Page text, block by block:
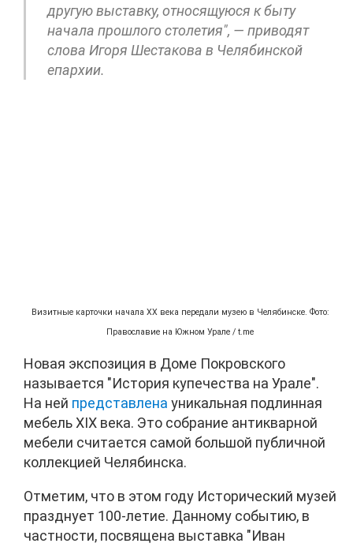
другую выставку, относящуюся к быту
начала прошлого столетия", — приводят
слова Игоря Шестакова в Челябинской
епархии.
Визитные карточки начала XX века передали музею в Челябинске. Фото:
Православие на Южном Урале / t.me
Новая экспозиция в Доме Покровского
называется "История купечества на Урале".
На ней представлена уникальная подлинная
мебель XIX века. Это собрание антикварной
мебели считается самой большой публичной
коллекцией Челябинска.
Отметим, что в этом году Исторический музей
празднует 100-летие. Данному событию, в
частности, посвящена выставка "Иван